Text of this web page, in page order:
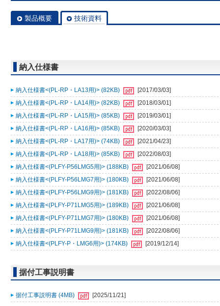
製品概要 技術資料
納入仕様書
納入仕様書<(PL-RP・LA13用)> (82KB)
[2017/03/03]
納入仕様書<(PL-RP・LA14用)> (82KB)
[2018/03/01]
納入仕様書<(PL-RP・LA15用)> (85KB)
[2019/03/01]
納入仕様書<(PL-RP・LA16用)> (85KB)
[2020/03/03]
納入仕様書<(PL-RP・LA17用)> (74KB)
[2021/04/23]
納入仕様書<(PL-RP・LA18用)> (85KB)
[2022/08/03]
納入仕様書<(PLFY-P56LMG5用)> (188KB)
[2021/06/08]
納入仕様書<(PLFY-P56LMG7用)> (180KB)
[2021/06/08]
納入仕様書<(PLFY-P56LMG9用)> (181KB)
[2022/08/06]
納入仕様書<(PLFY-P71LMG5用)> (189KB)
[2021/06/08]
納入仕様書<(PLFY-P71LMG7用)> (180KB)
[2021/06/08]
納入仕様書<(PLFY-P71LMG9用)> (181KB)
[2022/08/06]
納入仕様書<(PLFY-P・LMG6用)> (174KB)
[2019/12/14]
据付工事説明書
据付工事説明書 (4MB) [2025/11/21]